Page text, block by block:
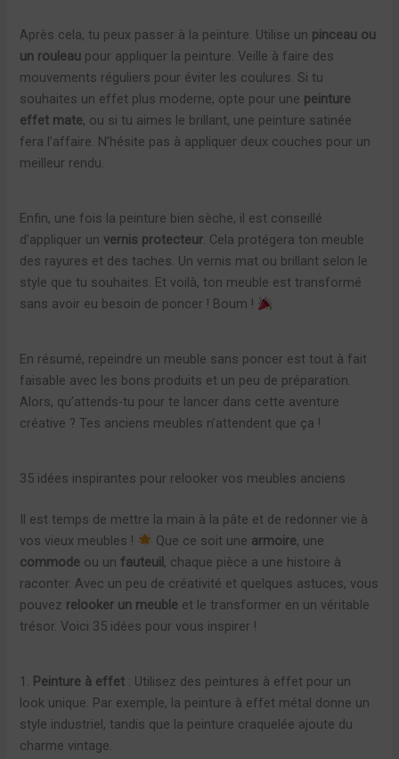
Après cela, tu peux passer à la peinture. Utilise un pinceau ou
un rouleau pour appliquer la peinture. Veille à faire des
mouvements réguliers pour éviter les coulures. Si tu
souhaites un effet plus moderne, opte pour une peinture
effet mate, ou si tu aimes le brillant, une peinture satinée
fera l’affaire. N’hésite pas à appliquer deux couches pour un
meilleur rendu.
Enfin, une fois la peinture bien sèche, il est conseillé
d’appliquer un vernis protecteur. Cela protégera ton meuble
des rayures et des taches. Un vernis mat ou brillant selon le
style que tu souhaites. Et voilà, ton meuble est transformé
sans avoir eu besoin de poncer ! Boum !
En résumé, repeindre un meuble sans poncer est tout à fait
faisable avec les bons produits et un peu de préparation.
Alors, qu’attends-tu pour te lancer dans cette aventure
créative ? Tes anciens meubles n’attendent que ça !
35 idées inspirantes pour relooker vos meubles anciens
Il est temps de mettre la main à la pâte et de redonner vie à
vos vieux meubles !
Que ce soit une armoire, une
commode ou un fauteuil , chaque pièce a une histoire à
raconter. Avec un peu de créativité et quelques astuces, vous
pouvez relooker un meuble et le transformer en un véritable
trésor. Voici 35 idées pour vous inspirer !
1. Peinture à effet : Utilisez des peintures à effet pour un
look unique. Par exemple, la peinture à effet métal donne un
style industriel, tandis que la peinture craquelée ajoute du
charme vintage.